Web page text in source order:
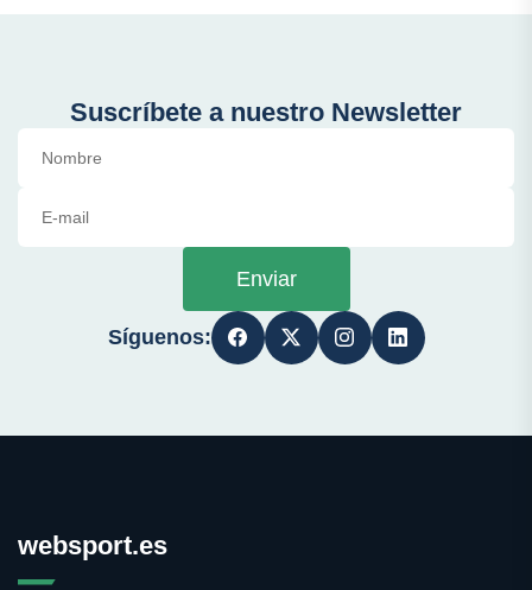
Suscríbete a nuestro Newsletter
Enviar
Síguenos:
websport.es